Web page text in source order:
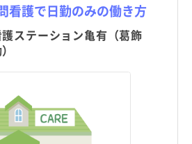
看護で日勤のみの働き方
ステーション亀有（葛飾